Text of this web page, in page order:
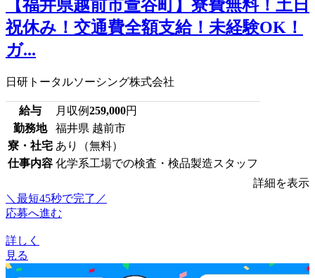
【福井県越前市萱谷町】寮費無料！土日
祝休み！交通費全額支給！未経験OK！
ガ...
日研トータルソーシング株式会社
給与 月収例259,000円
勤務地
福井県 越前市
寮・社宅 あり（無料）
仕事内容 化学系工場での検査・検品製造スタッフ
詳細を表示
＼最短45秒で完了／
応募へ進む
詳しく
見る